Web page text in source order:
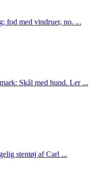
fod med vindruer, no. ...
Skål med hund. Ler ...
stentøj af Carl ...